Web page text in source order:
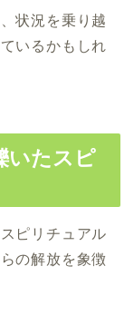
状況を乗り越
いるかもしれ
いたスピ
ピリチュアル
の解放を象徴